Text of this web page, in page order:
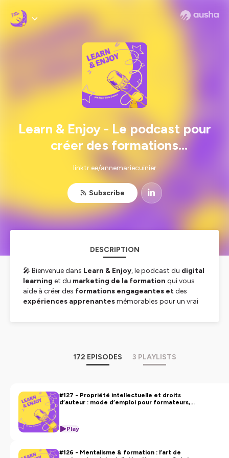
Learn & Enjoy - Le podcast pour
créer des formations
engageantes I engagement
apprenant, marketing de la
formation, digital learning
linktr.ee/annemariecuinier
Subscribe
DESCRIPTION
🎤 Bienvenue dans Learn & Enjoy, le podcast du digital
learning et du marketing de la formation qui vous
aide à créer des formations engageantes etdes
expériences apprenantesmémorables pour un vrai
mémorable et efficace ?
Et comment mieux communiquer sur vos offres de
learning, du digital learning et du marketing de la
formation, avec des experts et professionnels du
monde de la formation et de l’éducation.
Deux fois par mois, découvrez comment renforcer
l’engagement apprenant
signature pédagogiqueforte.
172 EPISODES 3 PLAYLISTS
#127 - Propriété intellectuelle et droits
d’auteur : mode d’emploi pour formateurs,
Play
#126 - Mentalisme & formation : l’art de